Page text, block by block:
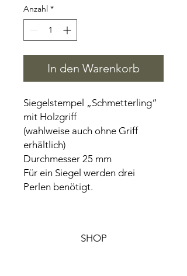
Anzahl *
In den Warenkorb
Siegelstempel „Schmetterling“
mit Holzgriff
(wahlweise auch ohne Griff
erhältlich)
Durchmesser 25 mm
Für ein Siegel werden drei
Perlen benötigt.
SHOP